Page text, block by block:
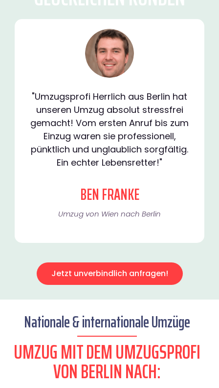
"Umzugsprofi Herrlich aus Berlin hat
unseren Umzug absolut stressfrei
gemacht! Vom ersten Anruf bis zum
Einzug waren sie professionell,
pünktlich und unglaublich sorgfältig.
Ein echter Lebensretter!"
BEN FRANKE
Umzug von Wien nach Berlin
Jetzt unverbindlich anfragen!
Nationale & internationale Umzüge
UMZUG MIT DEM UMZUGSPROFI
VON BERLIN NACH: